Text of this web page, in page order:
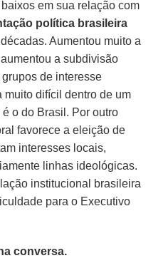
em sua relação com
política brasileira
Aumentou muito a
a subdivisão
de interesse
muito difícil dentro de um
o do Brasil. Por outro
favorece a eleição de
interesses locais,
linhas ideológicas.
institucional brasileira
para o Executivo
conversa.